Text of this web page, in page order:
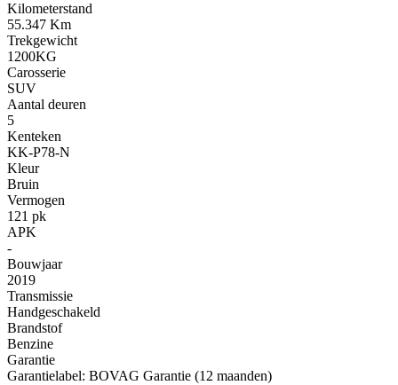
Kilometerstand
55.347 Km
Trekgewicht
1200KG
Carosserie
SUV
Aantal deuren
5
Kenteken
KK-P78-N
Kleur
Bruin
Vermogen
121 pk
APK
-
Bouwjaar
2019
Transmissie
Handgeschakeld
Brandstof
Benzine
Garantie
Garantielabel: BOVAG Garantie (12 maanden)